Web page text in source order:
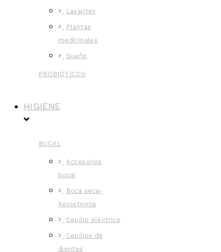
Laxantes
Plantas
medicinales
Sueño
PROBIÓTICOS
HIGIENE
BUCAL
Accesorios
bucal
Boca seca-
Xerostomía
Cepillo eléctrico
Cepillos de
dientes